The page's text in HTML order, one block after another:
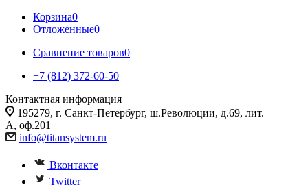
Корзина0
Отложенные0
Сравнение товаров0
+7 (812) 372-60-50
Контактная информация
195279, г. Санкт-Петербург, ш.Революции, д.69, лит.
А, оф.201
info@titansystem.ru
Вконтакте
Twitter